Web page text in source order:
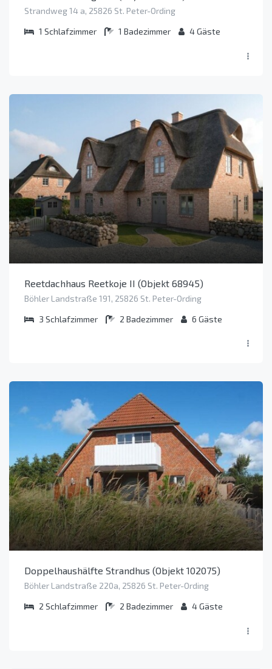
Strandweg 14 a, 25826 St. Peter-Ording
1 Schlafzimmer 1 Badezimmer 4Gäste
Reetdachhaus Reetkoje II (Objekt 68945)
Böhler Landstraße 191, 25826 St. Peter-Ording
3 Schlafzimmer 2 Badezimmer 6 Gäste
Doppelhaushälfte Strandhus (Objekt 102075)
Böhler Landstraße 220a, 25826 St. Peter-Ording
2 Schlafzimmer 2 Badezimmer 4Gäste